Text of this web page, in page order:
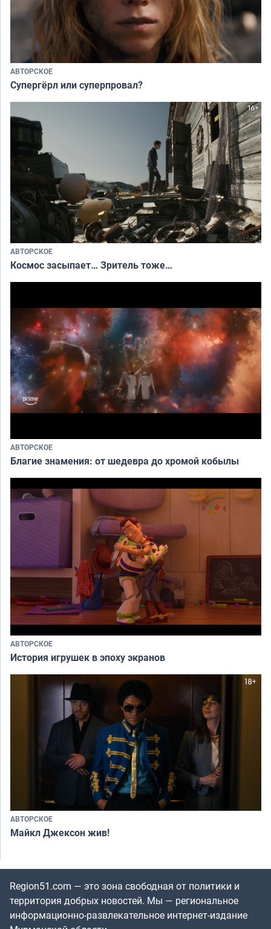
АВТОРСКОЕ
Супергёрл или суперпровал?
АВТОРСКОЕ
Космос засыпает… Зритель тоже…
АВТОРСКОЕ
Благие знамения: от шедевра до хромой кобылы
АВТОРСКОЕ
История игрушек в эпоху экранов
АВТОРСКОЕ
Майкл Джексон жив!
Region51.com — это зона свободная от политики и
территория добрых новостей. Мы — региональное
информационно-развлекательное интернет-издание